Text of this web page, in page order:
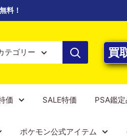
料！
テゴリー 買
価 SALE特価 PSA鑑定
ポケモン公式アイテム